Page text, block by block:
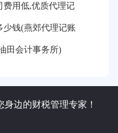
费用低,优质代理记
少钱(燕郊代理记账
田会计事务所)
身边的财税管理专家！